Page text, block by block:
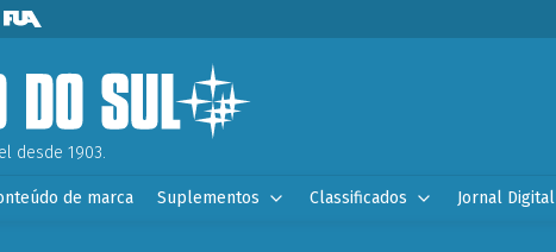
desde 1903.
de marca Suplementos Classificados Jornal Digital